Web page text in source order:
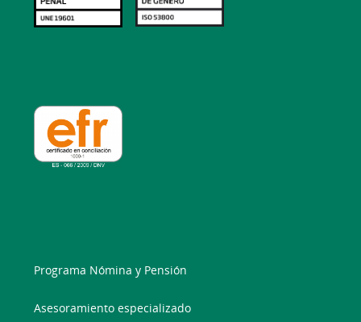
Programa Nómina y Pensión
Asesoramiento especializado